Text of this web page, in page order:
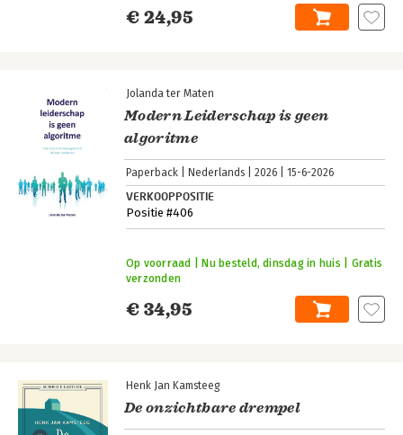
€ 24,95
Jolanda ter Maten
Modern Leiderschap is geen
algoritme
Paperback Nederlands 2026 15-6-2026
VERKOOPPOSITIE
Positie #406
€ 34,95
Op voorraad | Nu besteld, dinsdag in huis | Gratis
verzonden
Henk Jan Kamsteeg
De onzichtbare drempel